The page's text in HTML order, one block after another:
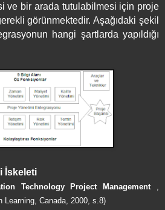
ve bir arada tutulabilmesi için proje
görünmektedir. Aşağıdaki şekil
hangi şartlarda yapıldığı
İskeleti
Technology Project Management
Learning, Canada, 2000, s.8)